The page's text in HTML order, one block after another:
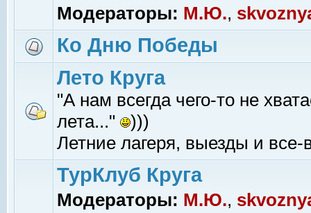
Модераторы: М.Ю.,
Ко Дню Победы
Лето Круга
"А нам всегда чего-то не
лета..."
)))
Летние лагеря, выезды и все-
ТурКлуб Круга
Модераторы: М.Ю.,